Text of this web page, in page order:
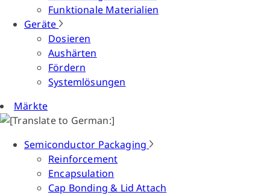
Funktionale Materialien
Geräte
Dosieren
Aushärten
Fördern
Systemlösungen
Märkte
Semiconductor Packaging
Reinforcement
Encapsulation
Cap Bonding & Lid Attach